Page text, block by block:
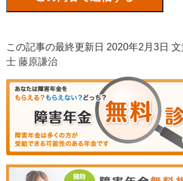
この記事の最終更新日 2020年2月3日 文
士 藤原謙治